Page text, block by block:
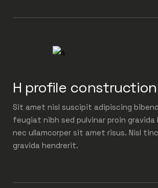
H profile construction
Sit amet nisl suscipit adipiscing
feugiat nibh sed pulvinar proin
nec ullamcorper sit amet risus. Nisl
gravida hendrerit.